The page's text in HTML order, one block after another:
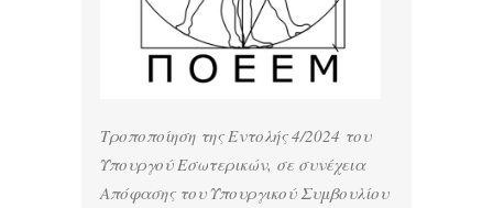
Τροποποίηση της Εντολής 4/2024 του
Υπουργού Εσωτερικών, σε συνέχεια
Απόφασης του Υπουργικού Συμβουλίου